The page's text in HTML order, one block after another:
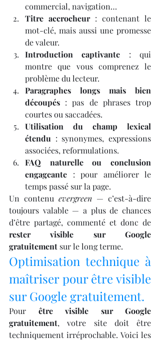
commercial, navigation…
Titre accrocheur : contenant le
mot-clé, mais aussi une promesse
de valeur.
Introduction captivante : qui
montre que vous comprenez le
problème du lecteur.
Paragraphes longs mais bien
découpés : pas de phrases trop
courtes ou saccadées.
Utilisation du champ lexical
étendu : synonymes, expressions
associées, reformulations.
FAQ naturelle ou conclusion
engageante : pour améliorer le
temps passé sur la page.
Un contenu evergreen — c’est-à-dire
toujours valable — a plus de chances
rester visible sur Google
gratuitement sur le long terme.
Optimisation technique à
maîtriser pour être visible
sur Google gratuitement.
Pour être visible sur Google
gratuitement, votre site doit être
techniquement irréprochable. Voici les